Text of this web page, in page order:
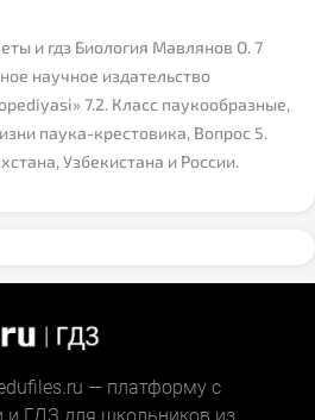
и гдз Биология Мавлянов О. 7
научное издательство
7.2. Класс паукообразные,
паука-крестовика, Вопрос 5.
Узбекистана и России.
— платформу с